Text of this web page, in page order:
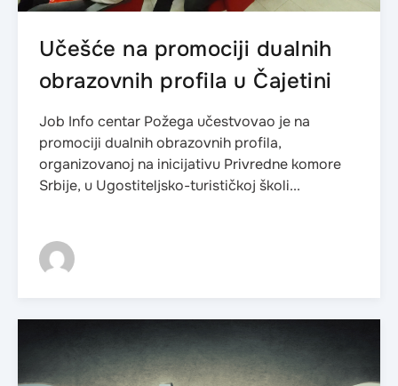
Učešće na promociji dualnih
obrazovnih profila u Čajetini
Job Info centar Požega učestvovao je na
promociji dualnih obrazovnih profila,
organizovanoj na inicijativu Privredne komore
Srbije, u Ugostiteljsko-turističkoj školi...